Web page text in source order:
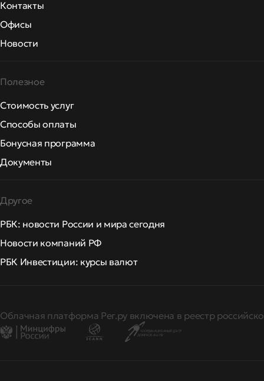
Контакты
Офисы
Новости
Полезное
Стоимость услуг
Способы оплаты
Бонусная программа
Документы
Другое
РБК: новости России и мира сегодня
Новости компаний РФ
РБК Инвестиции: курсы валют
Облачная платформа Рег.ру включена в реестр